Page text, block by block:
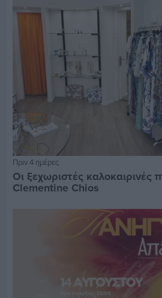
Πριν 4 ημέρες
Οι ξεχωριστές καλοκαιρινές
Clementine Chios